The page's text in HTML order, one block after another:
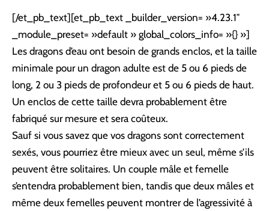
[/et_pb_text][et_pb_text _builder_version= »4.23.1″
_module_preset= »default » global_colors_info= »{} »]
Les dragons d’eau ont besoin de grands enclos, et la taille
minimale pour un dragon adulte est de 5 ou 6 pieds de
long, 2 ou 3 pieds de profondeur et 5 ou 6 pieds de haut.
Un enclos de cette taille devra probablement être
fabriqué sur mesure et sera coûteux.
Sauf si vous savez que vos dragons sont correctement
sexés, vous pourriez être mieux avec un seul, même s’ils
peuvent être solitaires. Un couple mâle et femelle
s’entendra probablement bien, tandis que deux mâles et
même deux femelles peuvent montrer de l’agressivité à